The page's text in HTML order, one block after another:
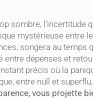
sombre, l’incertitude
mystérieuse entre le
songera au temps
dépenses et
précis où la
entre null et
vous projette